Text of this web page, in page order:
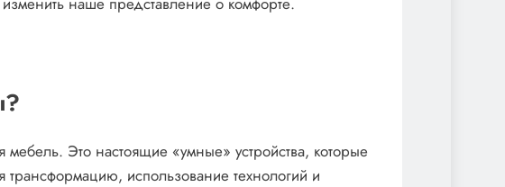
Это настоящие «умные» устройства, которые
использование технологий и